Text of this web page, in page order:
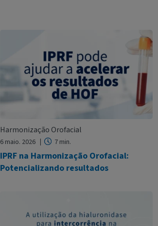
Harmonização Orofacial
6 maio. 2026 7 min.
IPRF na Harmonização Orofacial:
Potencializando resultados